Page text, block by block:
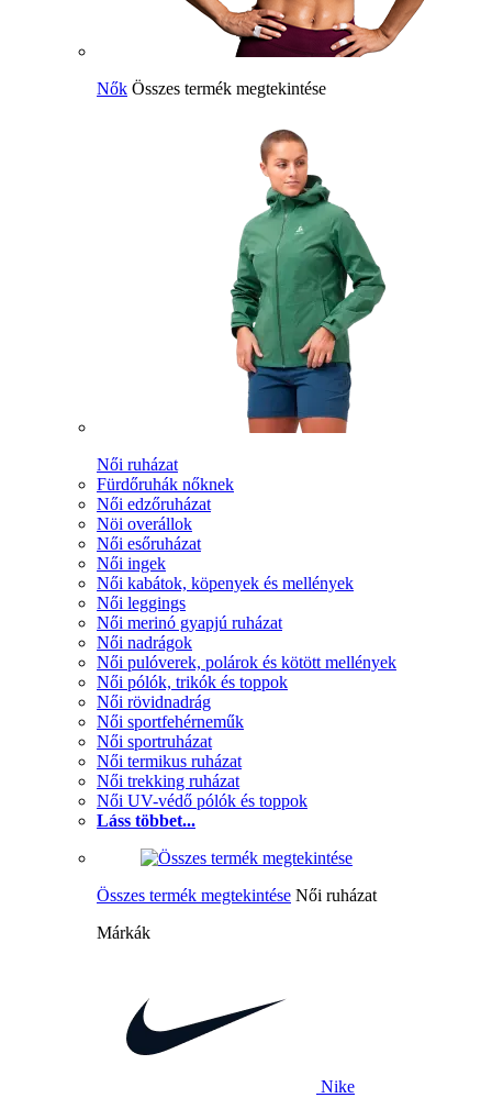
Nők Összes termék megtekintése
Női ruházat
Fürdőruhák nőknek
Női edzőruházat
Nöi overállok
Női esőruházat
Női ingek
Női kabátok, köpenyek és mellények
Női leggings
Női merinó gyapjú ruházat
Női nadrágok
Női pulóverek, polárok és kötött mellények
Női pólók, trikók és toppok
Női rövidnadrág
Női sportfehérneműk
Női sportruházat
Női termikus ruházat
Női trekking ruházat
Női UV-védő pólók és toppok
Láss többet...
Összes termék megtekintése Női ruházat
Márkák
Nike